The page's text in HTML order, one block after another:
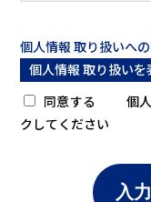
個人情報 取り扱いへ
個人情報 取り扱いを
同意する
個
クしてください